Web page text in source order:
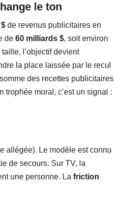
le ton
de revenus publicitaires en
de 60 milliards $, soit environ
l’objectif devient
la place laissée par le recul
des recettes publicitaires
trophée moral, c’est un signal :
allégée). Le modèle est connu
de secours. Sur TV, la
une personne. La friction